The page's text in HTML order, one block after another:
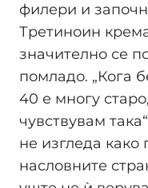
филери и
Третиноин
значително се
помладо. „Кога
40 е многу
чувствувам
не изгледа како
насловните